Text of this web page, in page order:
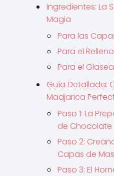
Ingredientes: La
Magia
Para las
Para el
Para el
Guía Detallada:
Madjarica
Paso 1: La
de Chocolate
Paso 2:
Capas de
Paso 3: El